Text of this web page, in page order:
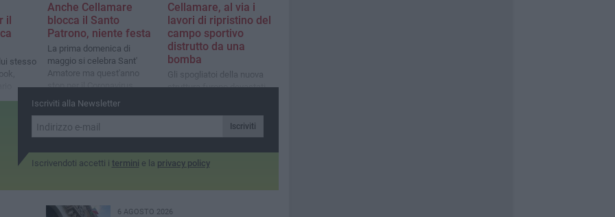
il
stesso
un
Anche Cellamare
blocca il Santo
Patrono, niente festa
La prima domenica di
maggio si celebra Sant'
Amatore ma quest'anno
stop per il Coronavirus
Cellamare, al via i
lavori di ripristino del
campo sportivo
distrutto da una
bomba
Gli spogliatoi della nuova
struttura furono devastati
passeranno da due a
quattro»
Iscriviti alla Newsletter
Iscriviti
Iscrivendoti accetti i termini e la privacy policy
6 AGOSTO 2026